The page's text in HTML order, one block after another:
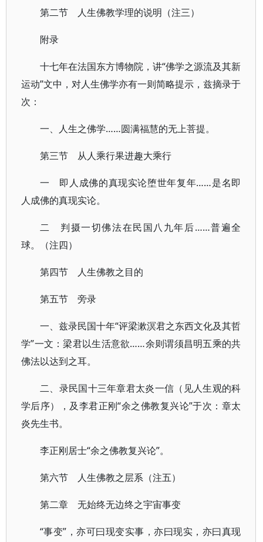
第二节 人生佛教学理的说明（注三）
附录
十七年在法国东方博物院，讲“佛学之源流及其新
运动”文中，对人生佛学亦有一则简略提示，兹摘录于
次：
一、人生之佛学……圆满福慧的无上菩提。
第三节 从人乘行果进趣大乘行
一 即人成佛的真现实论堕世年复年……是名即
人成佛的真现实论。
二 判摄一切佛法在民国八九年后……普遍全
球。（注四）
第四节 人生佛教之目的
第五节 旁录
一、兹录民国十年“评梁漱溟君之东西文化及其哲
学”一文：梁君以生活意欲……余则谓须昌明五乘的共
佛法以达到之耳。
二、录民国十三年章君太炎一信（见人生观的科
学后序），及李君正刚“余之佛教复兴论”于次：章太
炎先生书。
李正刚居士“余之佛教复兴论”。
第六节 人生佛教之层系（注五）
第二章 无始终无边终之宇宙事变
“事变”，亦可曰现变实事，亦曰现实，亦曰真现